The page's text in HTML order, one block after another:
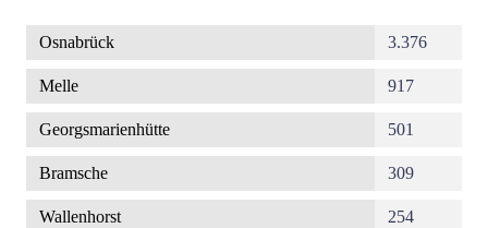
Osnabrück 3.376
Melle 917
Georgsmarienhütte 501
Bramsche 309
Wallenhorst 254